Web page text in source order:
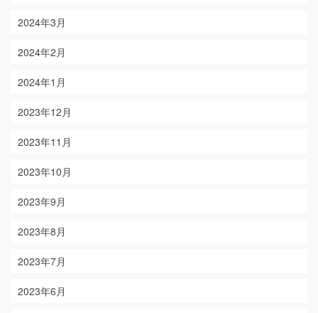
2024年3月
2024年2月
2024年1月
2023年12月
2023年11月
2023年10月
2023年9月
2023年8月
2023年7月
2023年6月